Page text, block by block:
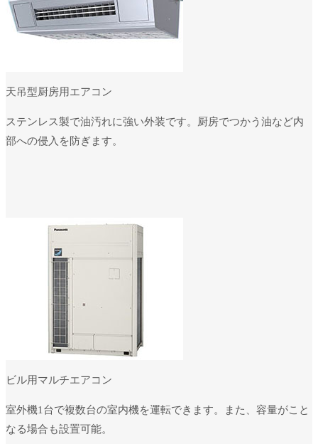
天吊型厨房用エアコン
ステンレス製で油汚れに強い外装です。厨房でつかう油など内
部への侵入を防ぎます。
ビル用マルチエアコン
室外機1台で複数台の室内機を運転できます。また、容量がこと
なる場合も設置可能。